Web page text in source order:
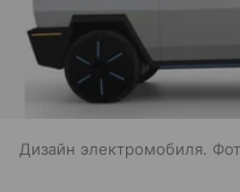
Дизайн электромобиля.